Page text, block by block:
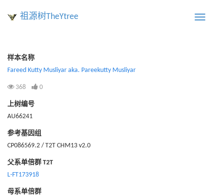
Toggle
祖源树TheYtree
样本名称
Fareed Kutty Musliyar aka. Pareekutty Musliyar
368 0
上树编号
AU66241
参考基因组
CP086569.2 / T2T CHM13 v2.0
父系单倍群 T2T
L-FT173918
母系单倍群